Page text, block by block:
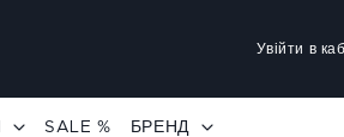
Увійти в
SALE % БРЕНД